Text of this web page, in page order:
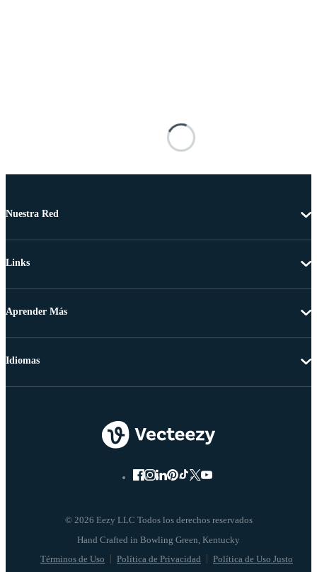
Nuestra Red
Links
Aprender Más
© 2026 Eezy LLC Todos los derechos reservados
Términos de Uso Política de Privacidad Política de Uso Justo
Idiomas